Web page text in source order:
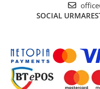
Instrumente Muzicale
Instrumente cu arcus
Instrumente de percutie
Instrumente de suflat
SOCIAL